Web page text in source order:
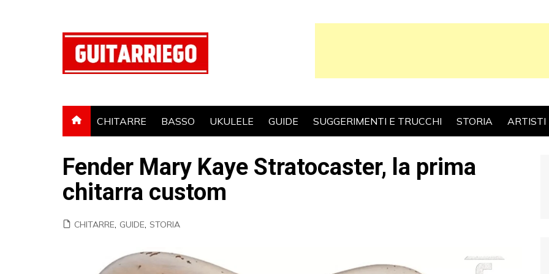
CHITARRE BASSO UKULELE GUIDE SUGGERIMENTI E TRUCCHI STORIA ARTISTI
Fender Mary Kaye Stratocaster, la prima
chitarra custom
CHITARRE, GUIDE, STORIA